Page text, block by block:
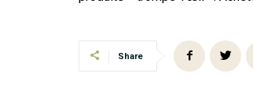
Share